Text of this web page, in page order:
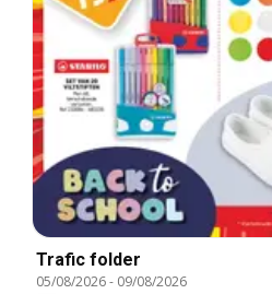
Trafic folder
05/08/2026- 09/08/2026